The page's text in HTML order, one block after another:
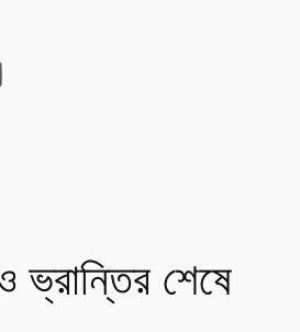
ভ্রান্তির শেষে